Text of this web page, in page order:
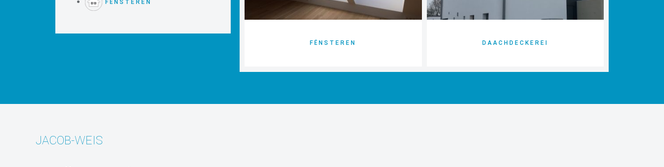
FËNSTEREN
FËNSTEREN DAACHDECKEREI
JACOB-WEIS